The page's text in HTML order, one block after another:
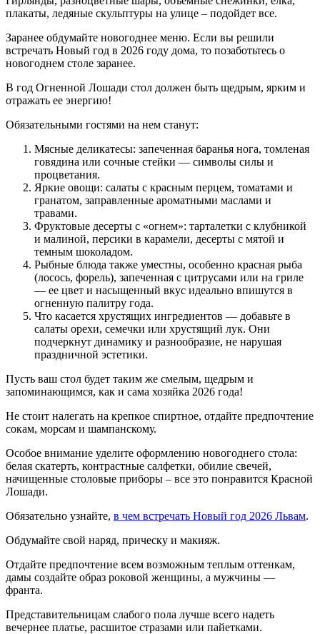
плакаты, ледяные скульптуры на улице – подойдет все.
Заранее обдумайте новогоднее меню. Если вы решили
встречать Новый год в 2026 году дома, то позаботьтесь о
новогоднем столе заранее.
В год Огненной Лошади стол должен быть щедрым, ярким и
отражать ее энергию!
Обязательными гостями на нем станут:
Мясные деликатесы: запеченная баранья нога, томленая
говядина или сочные стейки — символы силы и
процветания.
Яркие овощи: салаты с красным перцем, томатами и
гранатом, заправленные ароматными маслами и
травами.
Фруктовые десерты с «огнем»: тарталетки с клубникой
и малиной, персики в карамели, десерты с мятой и
темным шоколадом.
Рыбные блюда также уместны, особенно красная рыба
(лосось, форель), запеченная с цитрусами или на гриле
— ее цвет и насыщенный вкус идеально впишутся в
огненную палитру года.
Что касается хрустящих ингредиентов — добавьте в
салаты орехи, семечки или хрустящий лук. Они
подчеркнут динамику и разнообразие, не нарушая
праздничной эстетики.
Пусть ваш стол будет таким же смелым, щедрым и
запоминающимся, как и сама хозяйка 2026 года!
Не стоит налегать на крепкое спиртное, отдайте предпочтение
сокам, морсам и шампанскому.
Особое внимание уделите оформлению новогоднего стола:
белая скатерть, контрастные салфетки, обилие свечей,
начищенные столовые приборы – все это понравится Красной
Лошади.
Обязательно узнайте, в чем встречать Новый год 2026 Львам.
Обдумайте свой наряд, прическу и макияж.
Отдайте предпочтение всем возможным теплым оттенкам,
дамы создайте образ роковой женщины, а мужчины —
франта.
Представительницам слабого пола лучше всего надеть
вечернее платье, расшитое стразами или пайетками.